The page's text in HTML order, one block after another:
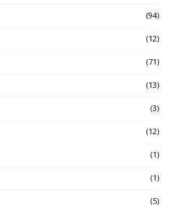
(94)
(12)
(71)
(13)
(3)
(12)
(1)
(1)
(5)